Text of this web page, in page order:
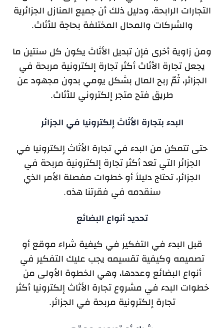
التجارات الرابحة، ودليل ذلك أن جميع المنازل الجزائرية
والشركات والمحال المختلفة بحاجة للأثاث.
ومن زاوية أخرى فإن تبديل الأثاث يكون كل سنتين ما
يجعل تجارة الأثاث أكثر تجارة إلكترونية مربحة في
الجزائر، ثَمّ ربح المال بشكل يومي بدون مجهود عن
طريق فتح متجر إلكتروني للأثاث.
البدء بتجارة الأثاث إلكترونيا في الجزائر
حتى تتمكن من البدء في تجارة الأثاث إلكترونيا في
الجزائر التي تعد أكثر تجارة إلكترونية مربحة في
الجزائر، تحتاج دليلاً أو خطوات مفصلة الأمر الذي
سنقدمه في فقرتنا هذه.
تحديد أنواع البضائع
قبل البدء في التفكير في كيفية شراء موقع أو
تصميمه وكيفية تقسيمه يجب عليك التفكير في
أنواع البضائع وعددها، وهي الخطوة الأولى من
خطوات البدء في مشروع تجارة الأثاث إلكترونيا أكثر
تجارة إلكترونية مربحة في الجزائر.